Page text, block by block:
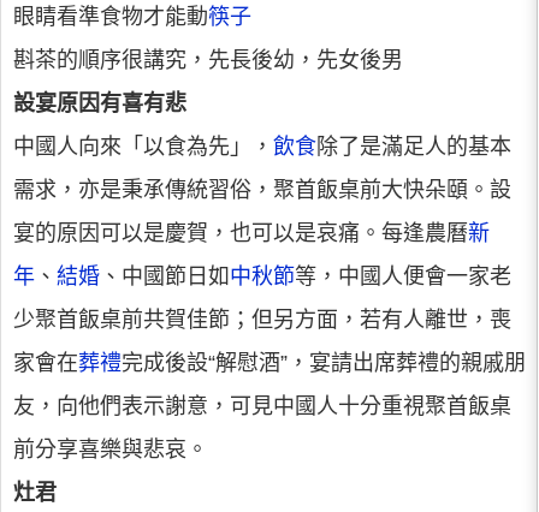
眼睛看準食物才能動筷子
斟茶的順序很講究，先長後幼，先女後男
設宴原因有喜有悲
中國人向來「以食為先」， 飲食除了是滿足人的基本
需求，亦是秉承傳統習俗，聚首飯桌前大快朵頤。設
宴的原因可以是慶賀，也可以是哀痛。每逢農曆新
年 、 結婚 、中國節日如 中秋節等，中國人便會一家老
少聚首飯桌前共賀佳節；但另方面，若有人離世，喪
家會在葬禮完成後設“解慰酒”，宴請出席葬禮的親戚朋
友，向他們表示謝意，可見中國人十分重視聚首飯桌
前分享喜樂與悲哀。
灶君